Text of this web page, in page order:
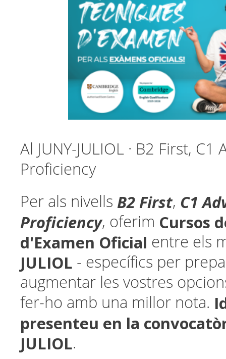
Al JUNY-JULIOL · B2 First, C1
Proficiency
Per als nivells B2 First, C1
Proficiency, oferim Cursos
d'Examen Oficial entre els
JULIOL - específics per
augmentar les vostres
fer-ho amb una millor nota.
presenteu en la
JULIOL.